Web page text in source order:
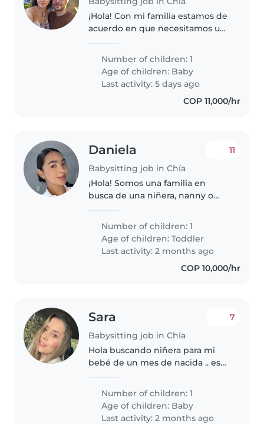
¡Hola! Con mi familia estamos de
acuerdo en que necesitamos una
nuestra bebita, es una mueca
divina, muy curiosa y amigable.
Advertencia: la compañía..
Number of children: 1
Age of children: Baby
Last activity: 5 days ago
COP 11,000/hr
Daniela
Babysitting job in Chía
11
¡Hola! Somos una familia en
busca de una niñera, nanny o
11 meses , que es muy
energético, creativo y juguetón.
Necesitamos a alguien que
pueda ayudarle..
Number of children: 1
Age of children:Toddler
Last activity: 2 months ago
COP 10,000/hr
Sara
Babysitting job in Chía
7
Hola buscando niñera para mi
bebé de un mes de nacida .. es
hago cosas de trabajo que la
niñera esté pendiente de ella ..
trabajo desde casa
Number of children: 1
Age of children: Baby
Last activity: 2 months ago